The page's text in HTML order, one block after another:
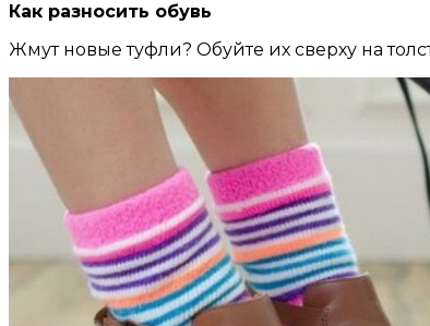
Как разносить обувь
Жмут новые туфли? Обуйте их сверху на